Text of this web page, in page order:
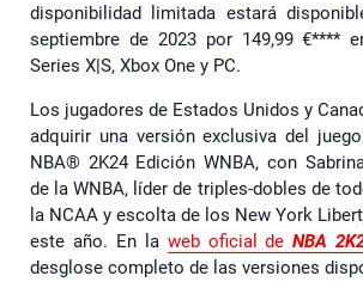
disponibilidad limitada estará
septiembre de 2023 por 149,99 €****
Series X|S, Xbox One y PC.
Los jugadores de Estados Unidos y
adquirir una versión exclusiva del
NBA® 2K24 Edición WNBA, con
de la WNBA, líder de triples-dobles de
la NCAA y escolta de los New York
este año. En la web oficial deNBA
desglose completo de las versiones